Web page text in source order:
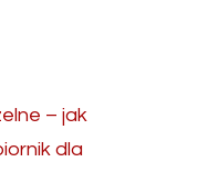
– jak
dla